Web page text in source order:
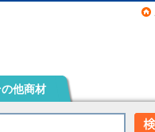
の他商材